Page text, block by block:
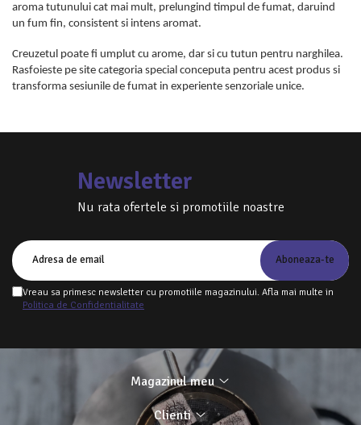
aroma tutunului cat mai mult, prelungind timpul de fumat, daruind
un fum fin, consistent si intens aromat.
Creuzetul poate fi umplut cu arome, dar si cu tutun pentru narghilea.
Rasfoieste pe site categoria special conceputa pentru acest produs si
transforma sesiunile de fumat in experiente senzoriale unice.
Newsletter
Nu rata ofertele si promotiile noastre
Vreau sa primesc newsletter cu promotiile magazinului. Afla mai multe in
Politica de Confidentialitate
Magazinul meu
Clienti